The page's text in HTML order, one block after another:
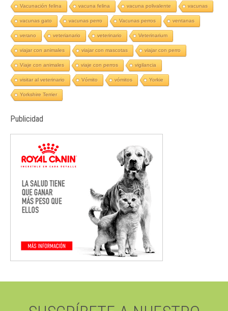
Vacunación felina vacuna felina vacuna polivalente vacunas
vacunas gato vacunas perro Vacunas perros ventanas
verano veterianario veterinario Veterinarium
viajar con animales viajar con mascotas viajar con perro
Viaje con animales viaje con perros vigilancia
visitar al veterinario Vómito vómitos Yorkie
Yorkshire Terrier
Publicidad